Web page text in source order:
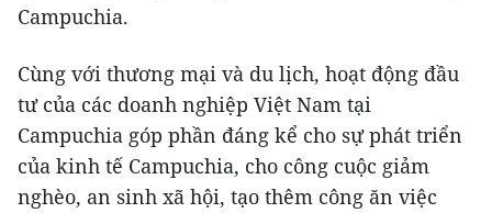
Campuchia.
Cùng với thương mại và du lịch, hoạt động đầu
tư của các doanh nghiệp Việt Nam tại
Campuchia góp phần đáng kể cho sự phát triển
của kinh tế Campuchia, cho công cuộc giảm
nghèo, an sinh xã hội, tạo thêm công ăn việc